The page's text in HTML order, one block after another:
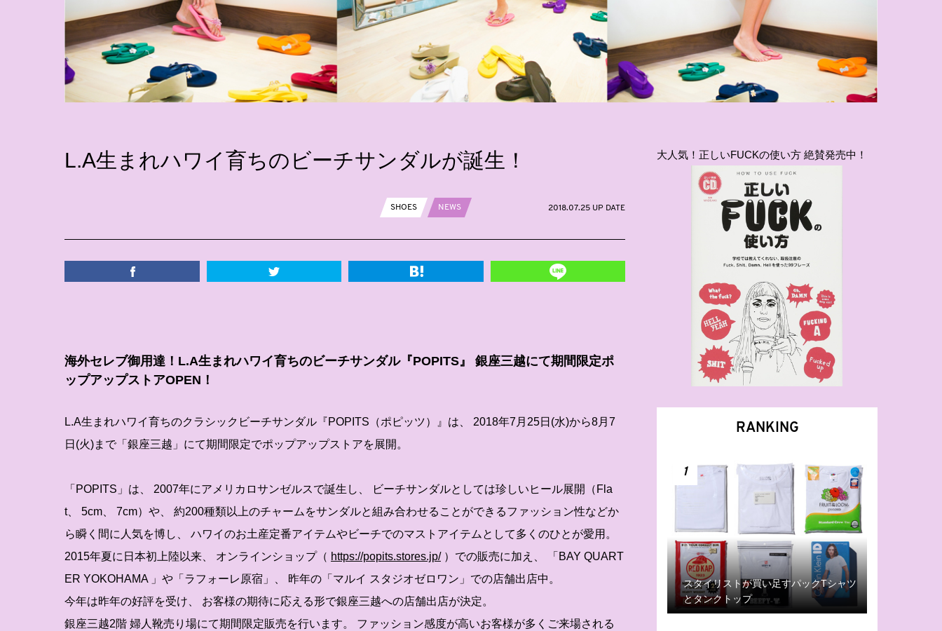
L.A生まれハワイ育ちのビーチサンダルが誕生！
SHOES NEWS 2018.07.25 UP DATE
海外セレブ御用達！L.A生まれハワイ育ちのビーチサンダル『POPITS』 銀座三越にて期間限定ポ
ップアップストアOPEN！
L.A生まれハワイ育ちのクラシックビーチサンダル『POPITS（ポピッツ）』は、 2018年7月25日(水)から8月7
日(火)まで「銀座三越」にて期間限定でポップアップストアを展開。
「POPITS」は、 2007年にアメリカロサンゼルスで誕生し、 ビーチサンダルとしては珍しいヒール展開（Fla
t、 5cm、 7cm）や、 約200種類以上のチャームをサンダルと組み合わせることができるファッション性などか
ら瞬く間に人気を博し、 ハワイのお土産定番アイテムやビーチでのマストアイテムとして多くのひとが愛用。
2015年夏に日本初上陸以来、 オンラインショップ（ https://popits.stores.jp/）での販売に加え、 「BAY QUART
ER YOKOHAMA 」や「ラフォーレ原宿」、 昨年の「マルイ スタジオゼロワン」での店舗出店中。
今年は昨年の好評を受け、 お客様の期待に応える形で銀座三越への店舗出店が決定。
銀座三越2階 婦人靴売り場にて期間限定販売を行います。 ファッション感度が高いお客様が多くご来場される
大人気！正しいFUCKの使い方 絶賛発売中！
RANKING
1
スタイリストが買い足すパックTシャツ
とタンクトップ